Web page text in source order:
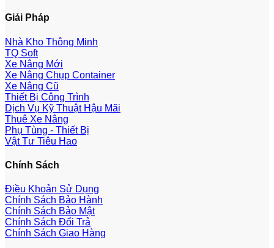
Giải Pháp
Nhà Kho Thông Minh
TQ Soft
Xe Nâng Mới
Xe Nâng Chụp Container
Xe Nâng Cũ
Thiết Bị Công Trình
Dịch Vụ Kỹ Thuật Hậu Mãi
Thuê Xe Nâng
Phụ Tùng - Thiết Bị
Vật Tư Tiêu Hao
Chính Sách
Điều Khoản Sử Dụng
Chính Sách Bảo Hành
Chính Sách Bảo Mật
Chính Sách Đổi Trả
Chính Sách Giao Hàng